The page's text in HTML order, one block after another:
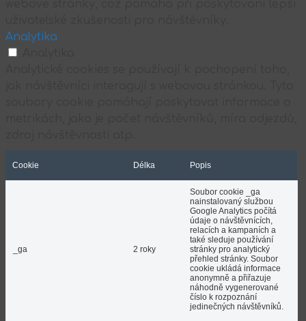
Analytika
Cookie Délka Popis
_ga 2 roky
Soubor cookie _ga
nainstalovaný službou
Google Analytics počítá
údaje o návštěvnících,
relacích a kampaních a
také sleduje používání
stránky pro analytický
přehled stránky. Soubor
cookie ukládá informace
anonymně a přiřazuje
náhodně vygenerované
číslo k rozpoznání
jedinečných návštěvníků.